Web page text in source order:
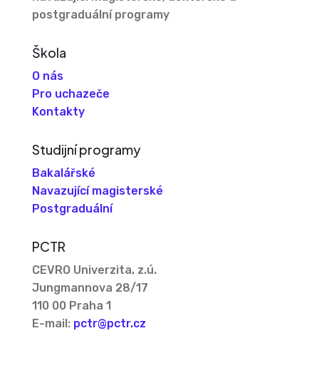
postgraduální programy
Škola
O nás
Pro uchazeče
Kontakty
Studijní programy
Bakalářské
Navazující magisterské
Postgraduální
PCTR
CEVRO Univerzita, z.ú.
Jungmannova 28/17
110 00 Praha 1
E-mail: pctr@pctr.cz